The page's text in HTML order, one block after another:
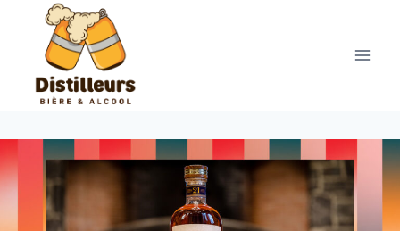
contenu